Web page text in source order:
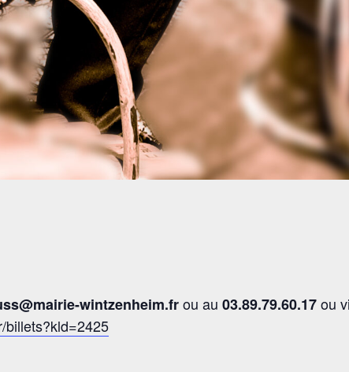
wintzenheim.frou au 03.89.79.60.17ou
billets?kld=2425